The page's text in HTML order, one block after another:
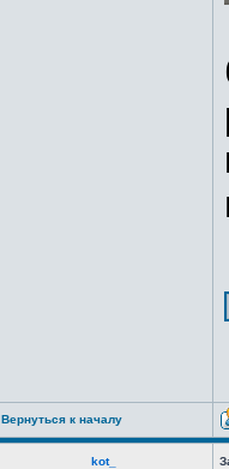
Вернуться к началу
kot_